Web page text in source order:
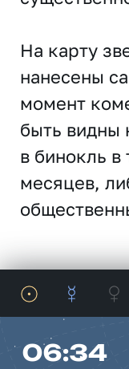
На карту
нанесены
момент
быть видны
в бинокль
месяцев,